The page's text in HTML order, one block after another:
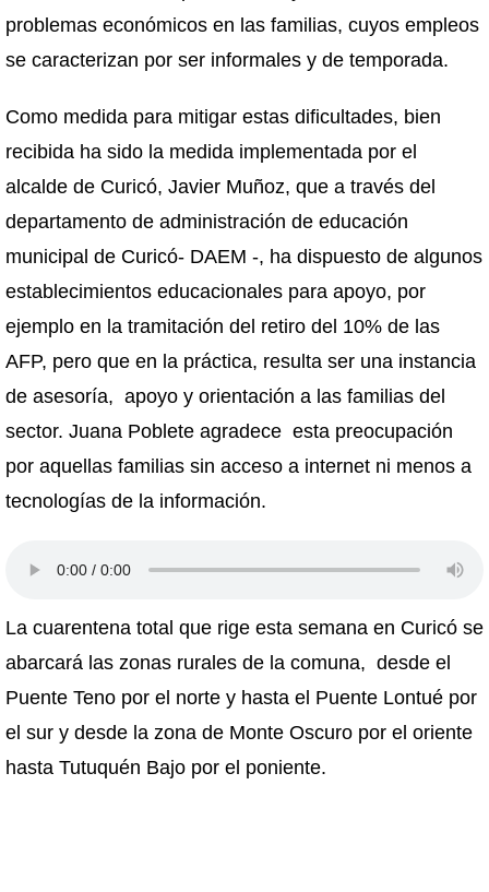
problemas económicos en las familias, cuyos empleos
se caracterizan por ser informales y de temporada.
Como medida para mitigar estas dificultades, bien
recibida ha sido la medida implementada por el
alcalde de Curicó, Javier Muñoz, que a través del
departamento de administración de educación
municipal de Curicó- DAEM -, ha dispuesto de algunos
establecimientos educacionales para apoyo, por
ejemplo en la tramitación del retiro del 10% de las
AFP, pero que en la práctica, resulta ser una instancia
de asesoría, apoyo y orientación a las familias del
sector. Juana Poblete agradece esta preocupación
por aquellas familias sin acceso a internet ni menos a
tecnologías de la información.
La cuarentena total que rige esta semana en Curicó se
abarcará las zonas rurales de la comuna, desde el
Puente Teno por el norte y hasta el Puente Lontué por
el sur y desde la zona de Monte Oscuro por el oriente
hasta Tutuquén Bajo por el poniente.